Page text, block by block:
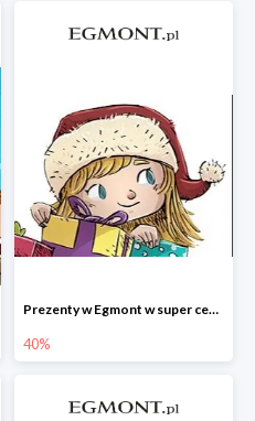
Prezenty w Egmont w super cenach
40%